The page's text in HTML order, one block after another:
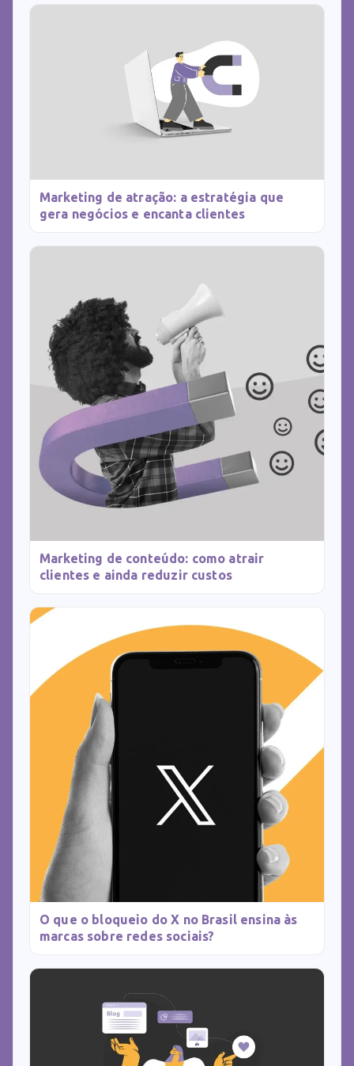
Marketing de atração: a estratégia que
gera negócios e encanta clientes
Marketing de conteúdo: como atrair
clientes e ainda reduzir custos
O que o bloqueio do X no Brasil ensina às
marcas sobre redes sociais?